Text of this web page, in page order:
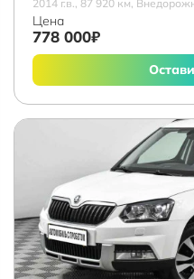
2014 г.в., 87 920 км,
Цена
778 000₽